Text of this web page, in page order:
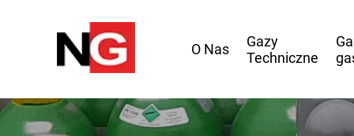
O Nas
Gazy
Techniczne